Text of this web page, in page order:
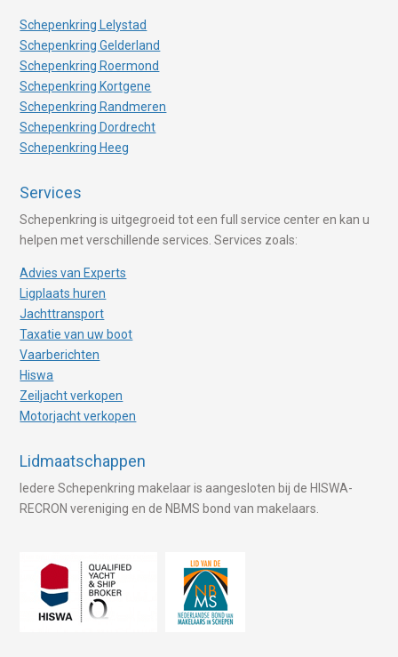
Schepenkring Lelystad
Schepenkring Gelderland
Schepenkring Roermond
Schepenkring Kortgene
Schepenkring Randmeren
Schepenkring Dordrecht
Schepenkring Heeg
Services
Schepenkring is uitgegroeid tot een full service center en kan u
helpen met verschillende services. Services zoals:
Advies van Experts
Ligplaats huren
Jachttransport
Taxatie van uw boot
Vaarberichten
Hiswa
Zeiljacht verkopen
Motorjacht verkopen
Lidmaatschappen
Iedere Schepenkring makelaar is aangesloten bij de HISWA-
RECRON vereniging en de NBMS bond van makelaars.